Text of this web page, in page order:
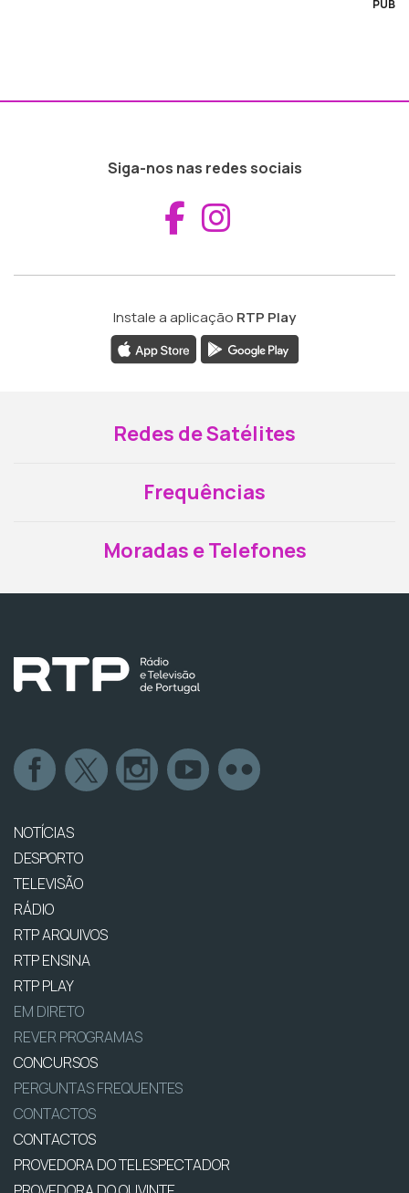
PUB
Siga-nos nas redes sociais
Aceder ao
Instale a aplicação RTP Play
Redes de Satélites
Frequências
Moradas e Telefones
NOTÍCIAS
DESPORTO
TELEVISÃO
RÁDIO
RTP ARQUIVOS
RTP ENSINA
RTP PLAY
EM DIRETO
REVER PROGRAMAS
CONCURSOS
PERGUNTAS FREQUENTES
CONTACTOS
CONTACTOS
PROVEDORA DO TELESPECTADOR